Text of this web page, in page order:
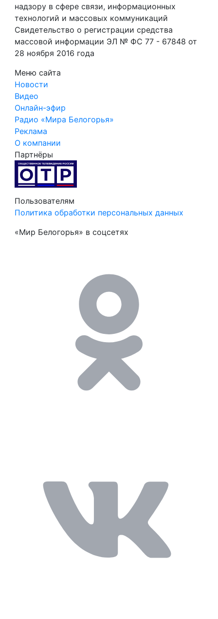
надзору в сфере связи, информационных
технологий и массовых коммуникаций
Свидетельство о регистрации средства
массовой информации ЭЛ № ФС 77 - 67848 от
28 ноября 2016 года
Меню сайта
Новости
Видео
Онлайн-эфир
Радио «Мира Белогорья»
Реклама
О компании
Партнёры
Пользователям
Политика обработки персональных данных
«Мир Белогорья» в соцсетях